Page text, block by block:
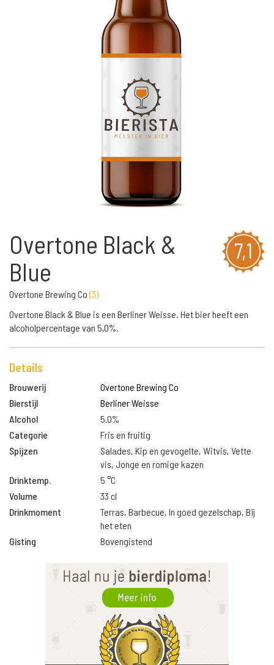
7,1
Overtone Black &
Blue
Overtone Brewing Co(3)
Overtone Black & Blue is een Berliner Weisse. Het bier heeft een
alcoholpercentage van 5,0%.
Details
Brouwerij
Overtone Brewing Co
Bierstijl
Berliner Weisse
Alcohol
5.0%
Categorie
Fris en fruitig
Spijzen
Salades, Kip en gevogelte, Witvis, Vette
vis, Jonge en romige kazen
Drinktemp.
5 °C
Volume
33 cl
Drinkmoment
Terras, Barbecue, In goed gezelschap, Bij
het eten
Gisting
Bovengistend